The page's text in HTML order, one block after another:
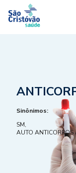
Sinônimos:
SM,
AUTO